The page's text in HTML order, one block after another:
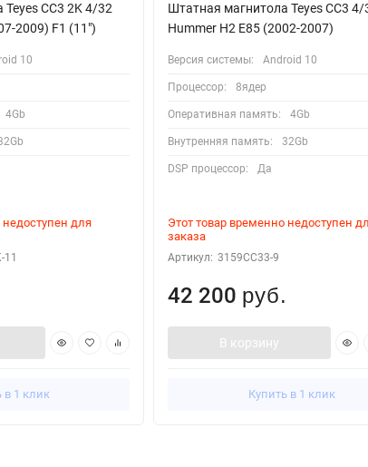
CC3 2K 4/32
2009) F1 (11")
10
4Gb
для
11
в 1 клик
Штатная магнитола Teyes CC3 4/
Hummer H2 E85 (2002-2007)
Версия системы: Android 10
Процессор: 8ядер
Оперативная память: 4Gb
Внутренняя память: 32Gb
DSP процессор: Да
Этот товар временно недоступен
заказа
Артикул: 3159CC33-9
42 200 руб.
В корзину
Купить в 1 клик